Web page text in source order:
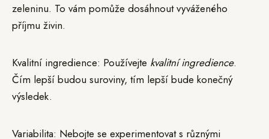
zeleninu. To vám pomůže dosáhnout vyváženého
příjmu živin.
Kvalitní ingredience: Používejte kvalitní ingredience.
Čím lepší budou suroviny, tím lepší bude konečný
výsledek.
Variabilita: Nebojte se experimentovat s různými